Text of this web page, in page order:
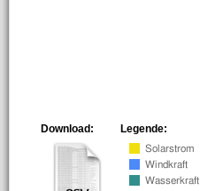
Legende:
Download: